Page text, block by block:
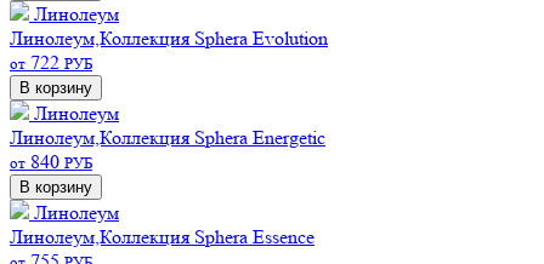
Линолеум
Линолеум,Коллекция Sphera Evolution
от 722 РУБ
В корзину
Линолеум
Линолеум,Коллекция Sphera Energetic
от 840 РУБ
В корзину
Линолеум
Линолеум,Коллекция Sphera Essence